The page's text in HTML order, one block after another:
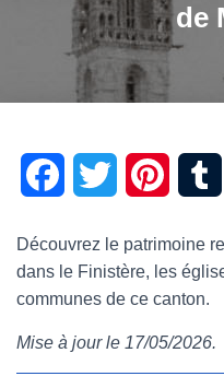
de
e
b
i
t
t
t
e
Découvrez le patrimoine
dans le Finistère, les
communes de ce canton.
Mise à jour le 17/05/2026.